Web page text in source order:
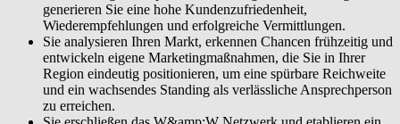
generieren Sie eine hohe Kundenzufriedenheit,
Wiederempfehlungen und erfolgreiche Vermittlungen.
Sie analysieren Ihren Markt, erkennen Chancen frühzeitig und
entwickeln eigene Marketingmaßnahmen, die Sie in Ihrer
Region eindeutig positionieren, um eine spürbare Reichweite
und ein wachsendes Standing als verlässliche Ansprechperson
zu erreichen.